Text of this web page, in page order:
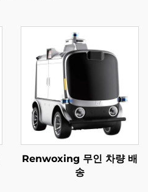
Renwoxing 무인 차량 배
송